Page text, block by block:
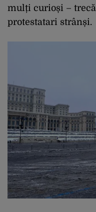
mulți curioși –
protestatari strânși.